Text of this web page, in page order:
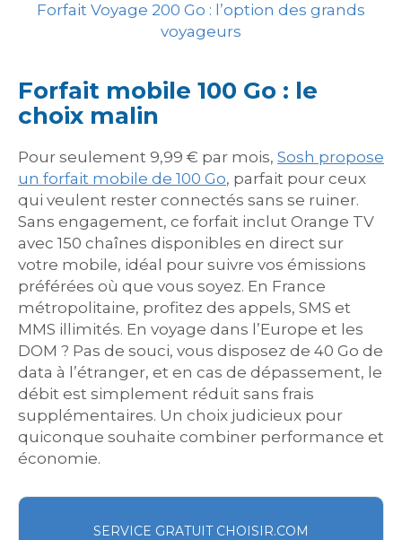
Forfait Voyage 200 Go : l’option des grands
voyageurs
Forfait mobile 100 Go : le
choix malin
Pour seulement 9,99 € par mois, Sosh propose
un forfait mobile de 100 Go, parfait pour ceux
qui veulent rester connectés sans se ruiner.
Sans engagement, ce forfait inclut Orange TV
avec 150 chaînes disponibles en direct sur
votre mobile, idéal pour suivre vos émissions
préférées où que vous soyez. En France
métropolitaine, profitez des appels, SMS et
MMS illimités. En voyage dans l’Europe et les
DOM ? Pas de souci, vous disposez de 40 Go de
data à l’étranger, et en cas de dépassement, le
débit est simplement réduit sans frais
supplémentaires. Un choix judicieux pour
quiconque souhaite combiner performance et
économie.
SERVICE GRATUIT CHOISIR.COM